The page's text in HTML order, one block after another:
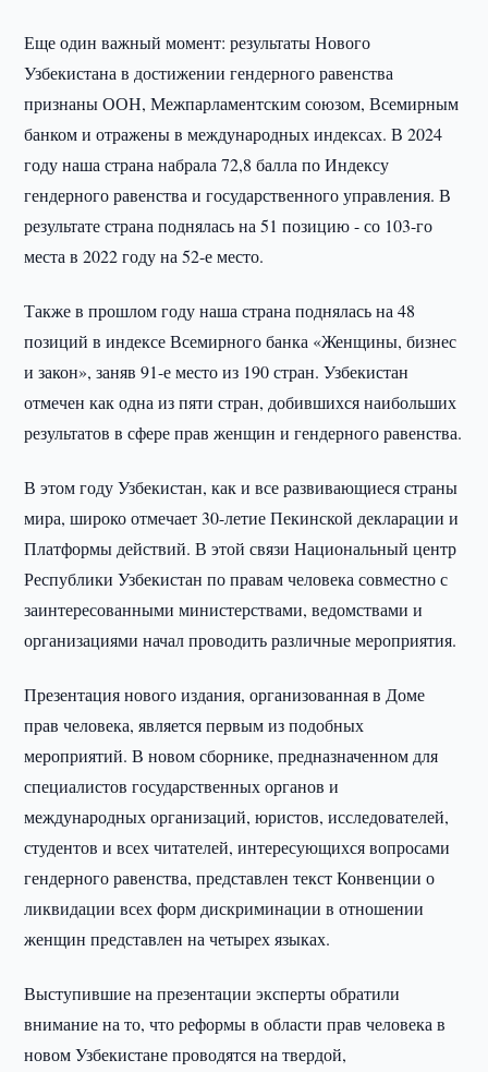
Еще один важный момент: результаты Нового
Узбекистана в достижении гендерного равенства
признаны ООН, Межпарламентским союзом, Всемирным
банком и отражены в международных индексах. В 2024
году наша страна набрала 72,8 балла по Индексу
гендерного равенства и государственного управления. В
результате страна поднялась на 51 позицию - со 103-го
места в 2022 году на 52-е место.
Также в прошлом году наша страна поднялась на 48
позиций в индексе Всемирного банка «Женщины, бизнес
и закон», заняв 91-е место из 190 стран. Узбекистан
отмечен как одна из пяти стран, добившихся наибольших
результатов в сфере прав женщин и гендерного равенства.
В этом году Узбекистан, как и все развивающиеся страны
мира, широко отмечает 30-летие Пекинской декларации и
Платформы действий. В этой связи Национальный центр
Республики Узбекистан по правам человека совместно с
заинтересованными министерствами, ведомствами и
организациями начал проводить различные мероприятия.
Презентация нового издания, организованная в Доме
прав человека, является первым из подобных
мероприятий. В новом сборнике, предназначенном для
специалистов государственных органов и
международных организаций, юристов, исследователей,
студентов и всех читателей, интересующихся вопросами
гендерного равенства, представлен текст Конвенции о
ликвидации всех форм дискриминации в отношении
женщин представлен на четырех языках.
Выступившие на презентации эксперты обратили
внимание на то, что реформы в области прав человека в
новом Узбекистане проводятся на твердой,